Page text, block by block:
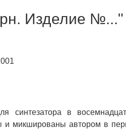
Изделие №..."
синтезатора в
и микшированы автором в